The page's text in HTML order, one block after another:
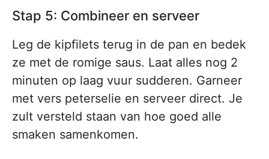
Stap 5: Combineer en serveer
Leg de kipfilets terug in de pan en bedek
ze met de romige saus. Laat alles nog 2
minuten op laag vuur sudderen. Garneer
met vers peterselie en serveer direct. Je
zult versteld staan van hoe goed alle
smaken samenkomen.